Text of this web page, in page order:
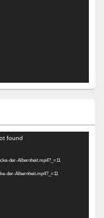
found
der-Albernheit.mp4?_=11
der-Albernheit.mp4?_=11